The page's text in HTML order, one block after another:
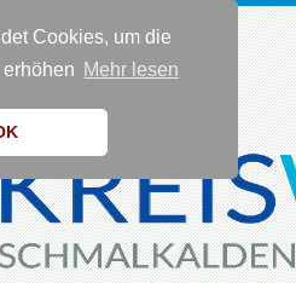
Cookies, um die
Mehr lesen
0 36 83 - 40 91 0